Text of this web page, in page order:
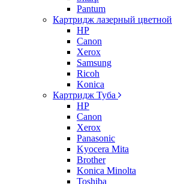
Pantum
Картридж лазерный цветной
HP
Canon
Xerox
Samsung
Ricoh
Konica
Картридж Туба
HP
Canon
Xerox
Panasonic
Kyocera Mita
Brother
Konica Minolta
Toshiba